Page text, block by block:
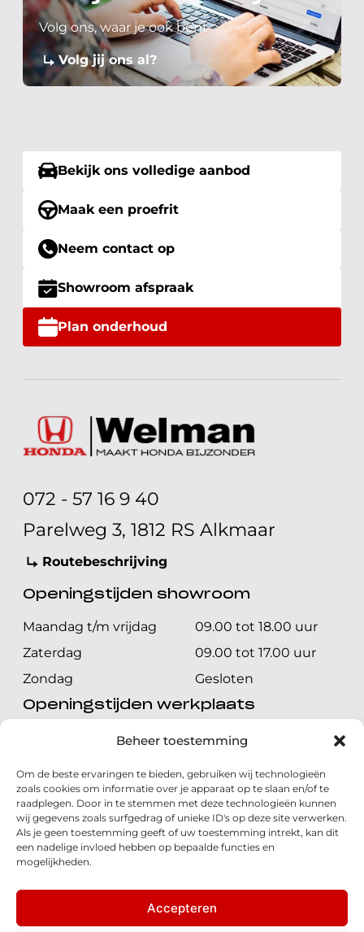
Beheer toestemming
Om de beste ervaringen te bieden, gebruiken wij technologieën
zoals cookies om informatie over je apparaat op te slaan en/of te
raadplegen. Door in te stemmen met deze technologieën kunnen
wij gegevens zoals surfgedrag of unieke ID's op deze site verwerken.
Als je geen toestemming geeft of uw toestemming intrekt, kan dit
een nadelige invloed hebben op bepaalde functies en
mogelijkheden.
Accepteren
Volg ons, waar je ook bent
Volg jij ons al?
Bekijk ons volledige aanbod
Maak een proefrit
Neem contact op
Showroom afspraak
Plan onderhoud
072 - 57 16 9 40
Parelweg 3, 1812 RS Alkmaar
Routebeschrijving
Openingstijden showroom
Maandag t/m vrijdag
09.00 tot 18.00 uur
Zaterdag
09.00 tot 17.00 uur
Zondag
Gesloten
Openingstijden werkplaats
Maandag t/m vrijdag
08.00 tot 17.00 uur
Zondag
Gesloten
Volg ons